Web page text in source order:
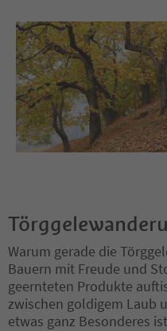
Warum gerade die
Bauern mit Freude und
geernteten Produkte
zwischen goldigem Laub
etwas ganz Besonderes